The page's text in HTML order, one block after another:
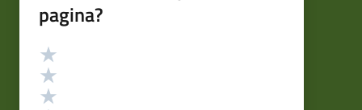
pagina?
Valutazione